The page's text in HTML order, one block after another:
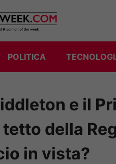
POLITICA
e il
della
in vista?